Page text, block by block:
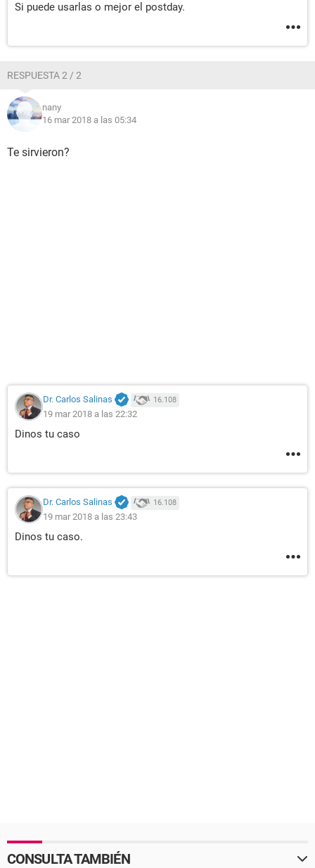
Si puede usarlas o mejor el postday.
RESPUESTA 2 / 2
nany
16 mar 2018 a las 05:34
Te sirvieron?
Dr. Carlos Salinas 16.108
19 mar 2018 a las 22:32
Dinos tu caso
Dr. Carlos Salinas 16.108
19 mar 2018 a las 23:43
Dinos tu caso.
CONSULTA TAMBIÉN